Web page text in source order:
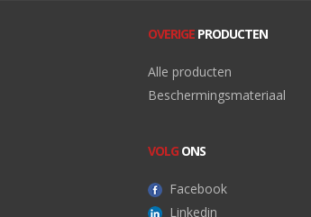
OVERIGE PRODUCTEN
Alle producten
Beschermingsmateriaal
VOLG ONS
Facebook
Linkedin